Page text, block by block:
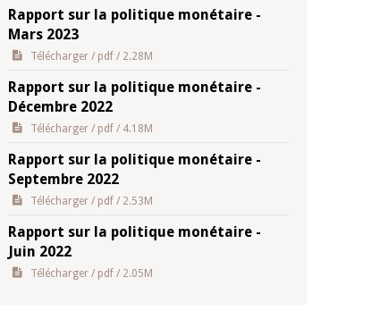
Rapport sur la politique monétaire -
Mars 2023
Télécharger / pdf / 2.28M
Rapport sur la politique monétaire -
Décembre 2022
Télécharger / pdf / 4.18M
Rapport sur la politique monétaire -
Septembre 2022
Télécharger / pdf / 2.53M
Rapport sur la politique monétaire -
Juin 2022
Télécharger / pdf / 2.05M